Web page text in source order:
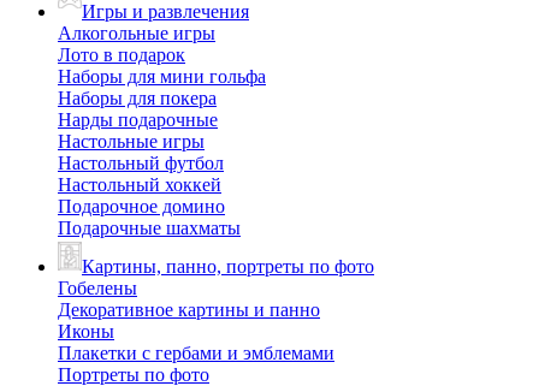
Игры и развлечения
Алкогольные игры
Лото в подарок
Наборы для мини гольфа
Наборы для покера
Нарды подарочные
Настольные игры
Настольный футбол
Настольный хоккей
Подарочное домино
Подарочные шахматы
Картины, панно, портреты по фото
Гобелены
Декоративное картины и панно
Иконы
Плакетки с гербами и эмблемами
Портреты по фото